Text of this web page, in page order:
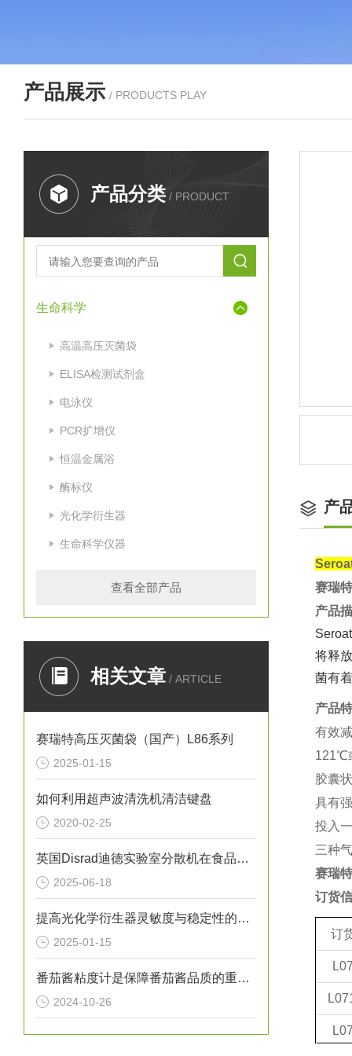
产品展示 / PRODUCTS PLAY
产品分类 / PRODUCT
生命科学
高温高压灭菌袋
ELISA检测试剂盒
电泳仪
PCR扩增仪
恒温金属浴
酶标仪
光化学衍生器
生命科学仪器
查看全部产品
相关文章 / ARTICLE
赛瑞特高压灭菌袋（国产）L86系列
2025-01-15
如何利用超声波清洗机清洁键盘
2020-02-25
英国Disrad迪德实验室分散机在食品农药残留检测中的应用方案
2025-06-18
提高光化学衍生器灵敏度与稳定性的优化方法
2025-01-15
番茄酱粘度计是保障番茄酱品质的重要工具
2024-10-26
产
赛瑞
产品
将释
菌有
产品
有效
121℃
胶囊
具有
投入
三种
赛瑞
订
订